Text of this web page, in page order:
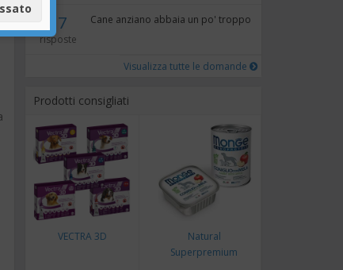
17
risposte
Cane anziano abbaia un po' troppo
Visualizza tutte le domande
Prodotti consigliati
VECTRA 3D
Natural
Superpremium